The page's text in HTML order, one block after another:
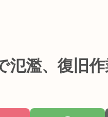
氾濫、復旧